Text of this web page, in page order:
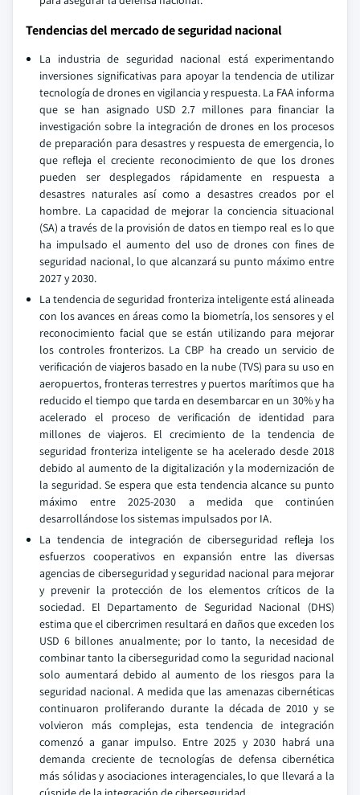
Tendencias del mercado de seguridad nacional
La industria de seguridad nacional está experimentando
inversiones significativas para apoyar la tendencia de utilizar
tecnología de drones en vigilancia y respuesta. La FAA informa
que se han asignado USD 2.7 millones para financiar la
investigación sobre la integración de drones en los procesos
de preparación para desastres y respuesta de emergencia, lo
que refleja el creciente reconocimiento de que los drones
pueden ser desplegados rápidamente en respuesta a
desastres naturales así como a desastres creados por el
hombre. La capacidad de mejorar la conciencia situacional
(SA) a través de la provisión de datos en tiempo real es lo que
ha impulsado el aumento del uso de drones con fines de
seguridad nacional, lo que alcanzará su punto máximo entre
2027 y 2030.
La tendencia de seguridad fronteriza inteligente está alineada
con los avances en áreas como la biometría, los sensores y el
reconocimiento facial que se están utilizando para mejorar
los controles fronterizos. La CBP ha creado un servicio de
verificación de viajeros basado en la nube (TVS) para su uso en
aeropuertos, fronteras terrestres y puertos marítimos que ha
reducido el tiempo que tarda en desembarcar en un 30% y ha
acelerado el proceso de verificación de identidad para
millones de viajeros. El crecimiento de la tendencia de
seguridad fronteriza inteligente se ha acelerado desde 2018
debido al aumento de la digitalización y la modernización de
la seguridad. Se espera que esta tendencia alcance su punto
máximo entre 2025-2030 a medida que continúen
desarrollándose los sistemas impulsados por IA.
La tendencia de integración de ciberseguridad refleja los
esfuerzos cooperativos en expansión entre las diversas
agencias de ciberseguridad y seguridad nacional para mejorar
y prevenir la protección de los elementos críticos de la
sociedad. El Departamento de Seguridad Nacional (DHS)
estima que el cibercrimen resultará en daños que exceden los
USD 6 billones anualmente; por lo tanto, la necesidad de
combinar tanto la ciberseguridad como la seguridad nacional
solo aumentará debido al aumento de los riesgos para la
seguridad nacional. A medida que las amenazas cibernéticas
continuaron proliferando durante la década de 2010 y se
volvieron más complejas, esta tendencia de integración
comenzó a ganar impulso. Entre 2025 y 2030 habrá una
demanda creciente de tecnologías de defensa cibernética
más sólidas y asociaciones interagenciales, lo que llevará a la